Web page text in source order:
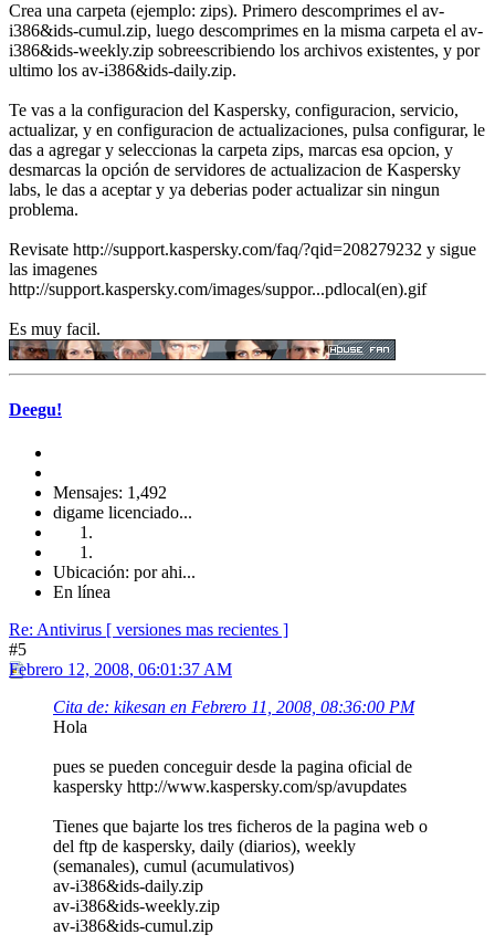
Crea una carpeta (ejemplo: zips). Primero descomprimes el av-
i386&ids-cumul.zip, luego descomprimes en la misma carpeta el av-
i386&ids-weekly.zip sobreescribiendo los archivos existentes, y por
ultimo los av-i386&ids-daily.zip.
Te vas a la configuracion del Kaspersky, configuracion, servicio,
actualizar, y en configuracion de actualizaciones, pulsa configurar, le
das a agregar y seleccionas la carpeta zips, marcas esa opcion, y
desmarcas la opción de servidores de actualizacion de Kaspersky
labs, le das a aceptar y ya deberias poder actualizar sin ningun
problema.
Revisate http://support.kaspersky.com/faq/?qid=208279232 y sigue
las imagenes
http://support.kaspersky.com/images/suppor...pdlocal(en).gif
Es muy facil.
Deegu!
Mensajes: 1,492
digame licenciado...
Ubicación: por ahi...
En línea
Re: Antivirus [ versiones mas recientes ]
#5
Febrero 12, 2008, 06:01:37 AM
Cita de: kikesan en Febrero 11, 2008, 08:36:00 PM
Hola
pues se pueden conceguir desde la pagina oficial de
kaspersky http://www.kaspersky.com/sp/avupdates
Tienes que bajarte los tres ficheros de la pagina web o
del ftp de kaspersky, daily (diarios), weekly
(semanales), cumul (acumulativos)
av-i386&ids-daily.zip
av-i386&ids-weekly.zip
av-i386&ids-cumul.zip